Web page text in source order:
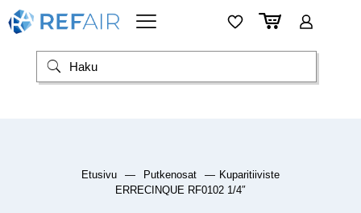
Etusivu — Putkenosat — Kuparitiiviste
ERRECINQUE RF0102 1/4″